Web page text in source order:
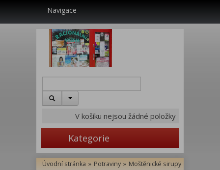
Navigace
V košíku nejsou žádné položky
Kategorie
Úvodní stránka » Potraviny » Moštěnické sirupy